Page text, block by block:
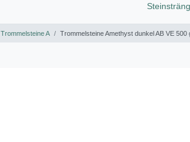
Trommelsteine A Trommelsteine Amethyst dunkel AB VE 500